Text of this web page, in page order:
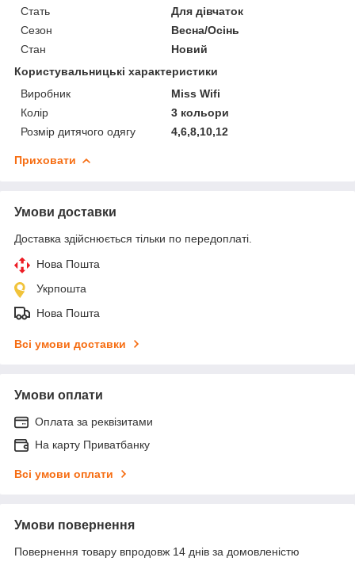
Стать
Для дівчаток
Сезон
Весна/Осінь
Стан
Новий
Користувальницькі характеристики
Виробник
Miss Wifi
Колір
3 кольори
Розмір дитячого одягу
4,6,8,10,12
Приховати
Умови доставки
Доставка здійснюється тільки по передоплаті.
Нова Пошта
Укрпошта
Нова Пошта
Всі умови доставки
Умови оплати
Оплата за реквізитами
На карту Приватбанку
Всі умови оплати
Умови повернення
Повернення товару впродовж 14 днів за домовленістю